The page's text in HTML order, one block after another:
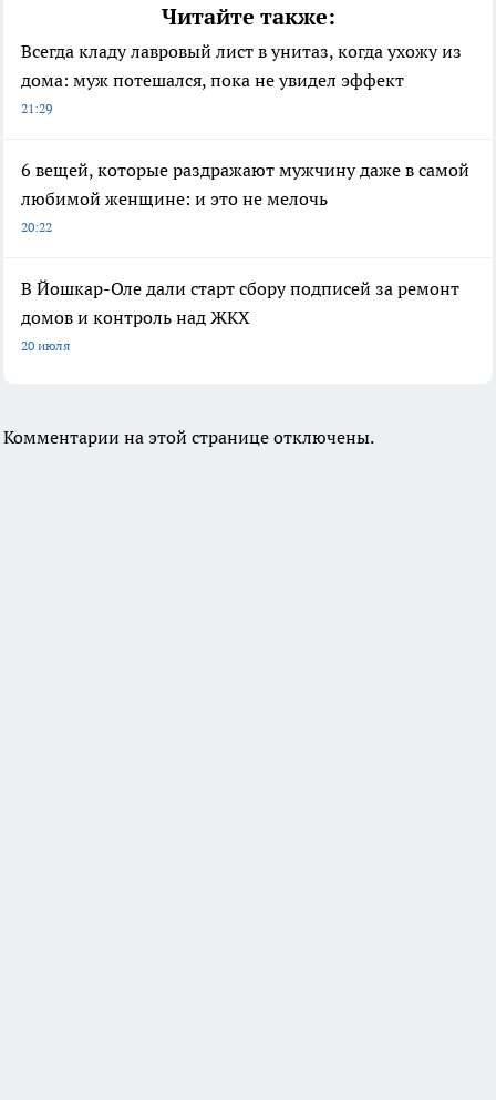
Читайте также:
Всегда кладу лавровый лист в унитаз, когда ухожу из
дома: муж потешался, пока не увидел эффект
21:29
6 вещей, которые раздражают мужчину даже в самой
любимой женщине: и это не мелочь
20:22
В Йошкар-Оле дали старт сбору подписей за ремонт
домов и контроль над ЖКХ
20 июля
Комментарии на этой странице отключены.